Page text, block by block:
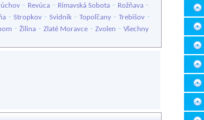
- Revúca - Rimavská Sobota - Rožňava -
- Stropkov - Svidník - Topoľčany - Trebišov -
- Žilina - Zlaté Moravce - Zvolen - Všechny